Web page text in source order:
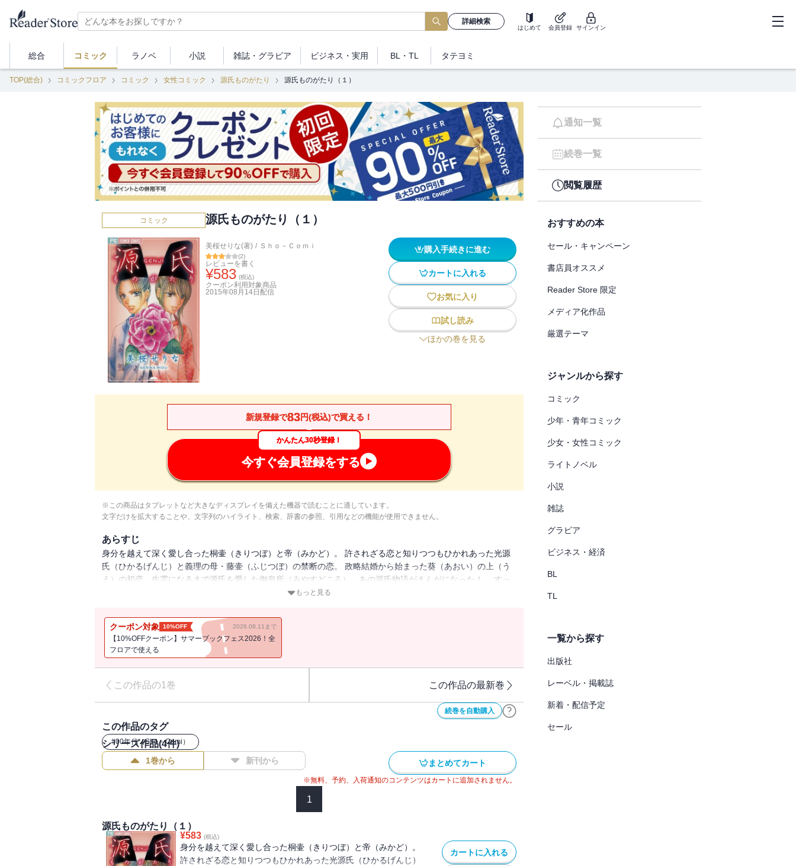
詳細検索
はじめて 会員登録 サインイン
総合 コミック ラノベ 小説 雑誌・ グラビア ビジネス ・実用 BL・TL タテヨミ
TOP(総合) コミックフロア コミック 女性コミック 源氏ものがたり 源氏ものがたり（１）
コミック 源氏ものがたり（１）
美桜せりな(著) / Ｓｈｏ－Ｃｏｍｉ
(2)
レビューを書く
¥583 (税込)
クーポン利用対象商品
2015年08月14日 配信
購入手続きに進む
カートに入れる
お気に入り
試し読み
ほかの巻を見る
新規登録で83円(税込)で買える！
かんたん30秒登録！
今すぐ会員登録をする
※この商品はタブレットなど大きなディスプレイを備えた機器で読むことに適しています。
文字だけを拡大することや、文字列のハイライト、検索、辞書の参照、引用などの機能が使用できません。
あらすじ
身分を越えて深く愛し合った桐壷（きりつぼ）と帝（みかど）。 許されざる恋と知りつつもひかれあった光源
氏（ひかるげんじ）と義理の母・藤壷（ふじつぼ）の禁断の恋。 政略結婚から始まった葵（あおい）の上（う
え）の初恋。生霊になるまで源氏を愛した御息所（みやすどころ）。あの源氏物語がまんがになった！ すっ
ごくエロくて、そしてセツナイ・・・！ はるか昔の恋物語♥
もっと見る
クーポン対象 10%OFF 2026.08.11まで
【10%OFFクーポン】サマーブックフェス2026！全
フロアで使える
この作品の1巻 この作品の最新巻
続巻を自動購入
この作品のタグ
#00年代（Sho－Comi）
シリーズ作品(4件)
1巻から 新刊から まとめてカート
※無料、予約、入荷通知のコンテンツはカートに追加されません。
1
源氏ものがたり（１）
¥583 (税込)
身分を越えて深く愛し合った桐壷（きりつぼ）と帝（みかど）。
許されざる恋と知りつつもひかれあった光源氏（ひかるげんじ）
カートに入れる
通知一覧
続巻一覧
閲覧履歴
おすすめの本
セール・キャンペーン
書店員オススメ
Reader Store 限定
メディア化作品
厳選テーマ
ジャンルから探す
コミック
少年・青年コミック
少女・女性コミック
ライトノベル
小説
雑誌
グラビア
ビジネス・経済
BL
TL
一覧から探す
出版社
レーベル・掲載誌
新着・配信予定
セール